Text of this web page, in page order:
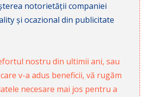
notorietății companiei
și ocazional din publicitate
nostru din ultimii ani, sau
v-a adus beneficii, vă rugăm
necesare mai jos pentru a